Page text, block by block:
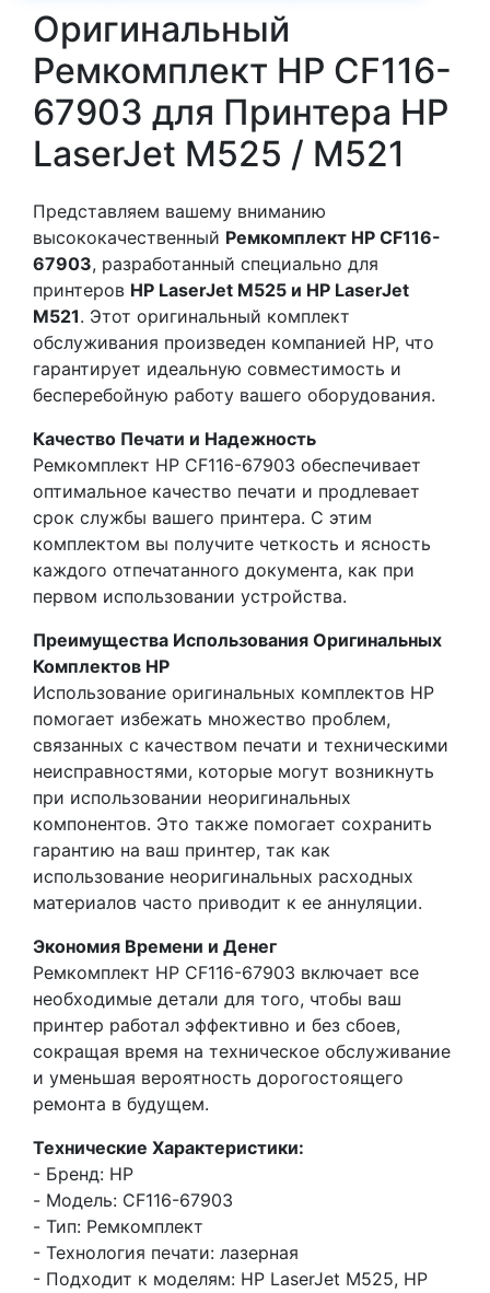
Оригинальный
Ремкомплект HP CF116-
67903 для Принтера HP
LaserJet M525 / M521
Представляем вашему вниманию
высококачественный Ремкомплект HP CF116-
67903, разработанный специально для
принтеров HP LaserJet M525 и HP LaserJet
M521. Этот оригинальный комплект
обслуживания произведен компанией HP, что
гарантирует идеальную совместимость и
бесперебойную работу вашего оборудования.
Качество Печати и Надежность
Ремкомплект HP CF116-67903 обеспечивает
оптимальное качество печати и продлевает
срок службы вашего принтера. С этим
комплектом вы получите четкость и ясность
каждого отпечатанного документа, как при
первом использовании устройства.
Преимущества Использования Оригинальных
Комплектов HP
Использование оригинальных комплектов HP
помогает избежать множество проблем,
связанных с качеством печати и техническими
неисправностями, которые могут возникнуть
при использовании неоригинальных
компонентов. Это также помогает сохранить
гарантию на ваш принтер, так как
использование неоригинальных расходных
материалов часто приводит к ее аннуляции.
Экономия Времени и Денег
Ремкомплект HP CF116-67903 включает все
необходимые детали для того, чтобы ваш
принтер работал эффективно и без сбоев,
сокращая время на техническое обслуживание
и уменьшая вероятность дорогостоящего
ремонта в будущем.
Технические Характеристики:
- Бренд: HP
- Модель: CF116-67903
- Тип: Ремкомплект
- Технология печати: лазерная
- Подходит к моделям: HP LaserJet M525, HP